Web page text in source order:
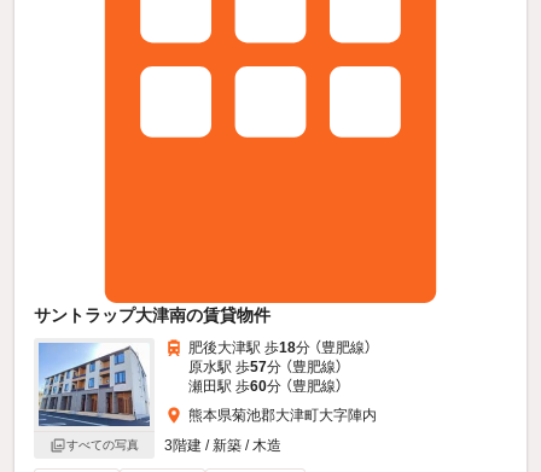
サントラップ大津南の賃貸物件
すべての写真
肥後大津駅 歩18分 （豊肥線）
原水駅 歩57分 （豊肥線）
瀬田駅 歩60分 （豊肥線）
熊本県菊池郡大津町大字陣内
3階建 / 新築 / 木造